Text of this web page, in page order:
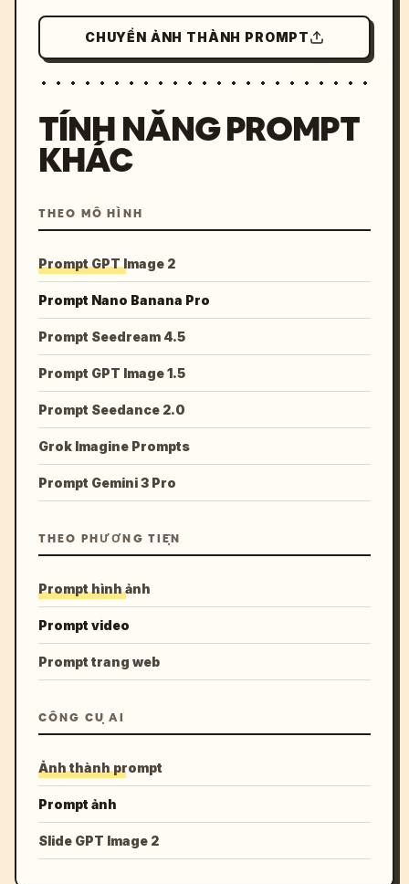
CHUYỂN ẢNH THÀNH PROMPT
TÍNH NĂNG PROMPT
KHÁC
THEO MÔ HÌNH
Prompt GPT Image 2
Prompt Nano Banana Pro
Prompt Seedream 4.5
Prompt GPT Image 1.5
Prompt Seedance 2.0
Grok Imagine Prompts
Prompt Gemini 3 Pro
THEO PHƯƠNG TIỆN
Prompt hình ảnh
Prompt video
Prompt trang web
CÔNG CỤ AI
Ảnh thành prompt
Prompt ảnh
Slide GPT Image 2